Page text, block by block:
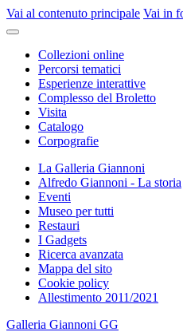
Vai al contenuto principale Vai in
Collezioni online
Percorsi tematici
Esperienze interattive
Complesso del Broletto
Visita
Catalogo
Corpografie
La Galleria Giannoni
Alfredo Giannoni - La storia
Eventi
Museo per tutti
Restauri
I Gadgets
Ricerca avanzata
Mappa del sito
Cookie policy
Allestimento 2011/2021
Galleria Giannoni GG